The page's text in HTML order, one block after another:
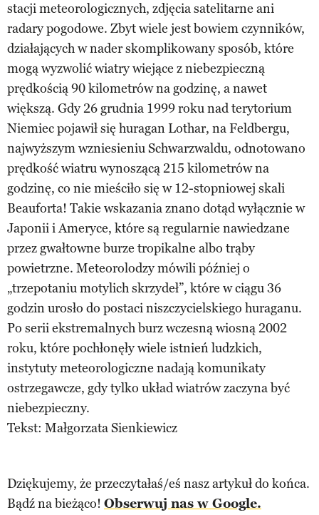
stacji meteorologicznych, zdjęcia satelitarne ani
radary pogodowe. Zbyt wiele jest bowiem czynników,
działających w nader skomplikowany sposób, które
mogą wyzwolić wiatry wiejące z niebezpieczną
prędkością 90 kilometrów na godzinę, a nawet
większą. Gdy 26 grudnia 1999 roku nad terytorium
Niemiec pojawił się huragan Lothar, na Feldbergu,
najwyższym wzniesieniu Schwarzwaldu, odnotowano
prędkość wiatru wynoszącą 215 kilometrów na
godzinę, co nie mieściło się w 12-stopniowej skali
Beauforta! Takie wskazania znano dotąd wyłącznie w
Japonii i Ameryce, które są regularnie nawiedzane
przez gwałtowne burze tropikalne albo trąby
powietrzne. Meteorolodzy mówili później o
„trzepotaniu motylich skrzydeł”, które w ciągu 36
godzin urosło do postaci niszczycielskiego huraganu.
Po serii ekstremalnych burz wczesną wiosną 2002
roku, które pochłonęły wiele istnień ludzkich,
instytuty meteorologiczne nadają komunikaty
ostrzegawcze, gdy tylko układ wiatrów zaczyna być
niebezpieczny.
Tekst: Małgorzata Sienkiewicz
Dziękujemy, że przeczytałaś/eś nasz artykuł do końca.
Bądź na bieżąco! Obserwuj nas w Google.